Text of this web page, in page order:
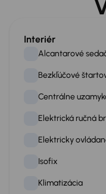
Interiér
Alcantarové
Bezkľúčové
Centrálne
Elektrická ručná
Elektricky
Isofix
Klimatizácia